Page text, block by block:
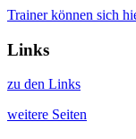
Trainer können sich
Links
zu den Links
weitere Seiten